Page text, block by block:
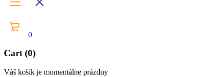
0
Cart (0)
Váš košík je momentálne prázdny